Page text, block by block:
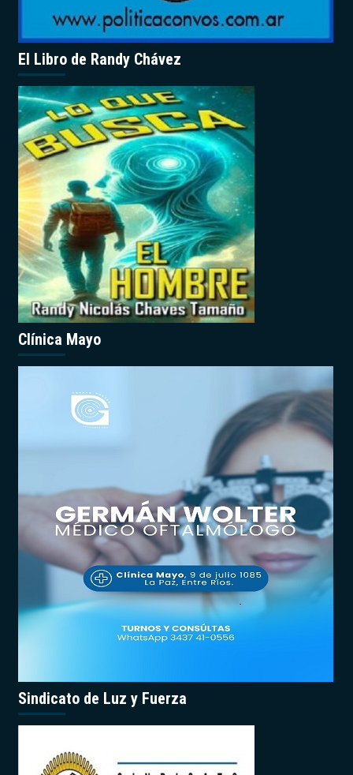
El Libro de Randy Chávez
Clínica Mayo
Sindicato de Luz y Fuerza